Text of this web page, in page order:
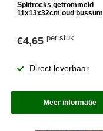
Splitrocks getrommeld
11x13x32cm oud bussum
€4,65 per stuk
Direct leverbaar
Meer informatie